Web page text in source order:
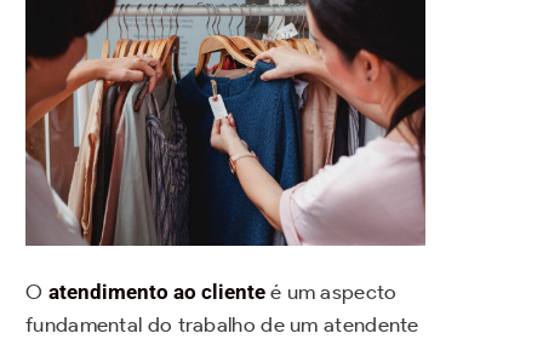
O atendimento ao clienteé um aspecto
fundamental do trabalho de um atendente